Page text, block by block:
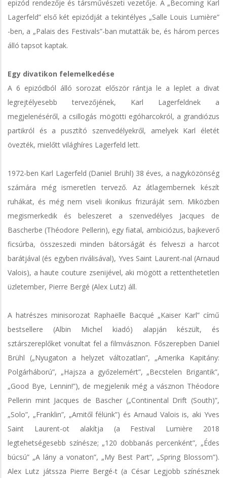
epizód rendezője és társművészeti vezetője. A „Becoming Karl
Lagerfeld” első két epizódját a tekintélyes „Salle Louis Lumière”
-ben, a „Palais des Festivals”-ban mutatták be, és három perces
álló tapsot kaptak.
Egy divatikon felemelkedése
A 6 epizódból álló sorozat először rántja le a leplet a divat
legrejtélyesebb tervezőjének, Karl Lagerfeldnek a
megjelenéséről, a csillogás mögötti egóharcokról, a grandiózus
partikról és a pusztító szenvedélyekről, amelyek Karl életét
övezték, mielőtt világhíres Lagerfeld lett.
1972-ben Karl Lagerfeld (Daniel Brühl) 38 éves, a nagyközönség
számára még ismeretlen tervező. Az átlagembernek készít
ruhákat, és még nem viseli ikonikus frizuráját sem. Miközben
megismerkedik és beleszeret a szenvedélyes Jacques de
Bascherbe (Théodore Pellerin), egy fiatal, ambiciózus, bajkeverő
ficsúrba, összeszedi minden bátorságát és felveszi a harcot
barátjával (és egyben riválisával), Yves Saint Laurent-nal (Arnaud
Valois), a haute couture zsenijével, aki mögött a rettenthetetlen
üzletember, Pierre Bergé (Alex Lutz) áll.
A hatrészes minisorozat Raphaëlle Bacqué „Kaiser Karl” című
bestsellere (Albin Michel kiadó) alapján készült, és
sztárszereplőket vonultat fel a filmvásznon. Főszerepben Daniel
Brühl („Nyugaton a helyzet változatlan”, „Amerika Kapitány:
Polgárháború”, „Hajsza a győzelemért”, „Becstelen Brigantik”,
„Good Bye, Lennin!”), de megjelenik még a vásznon Théodore
Pellerin mint Jacques de Bascher („Continental Drift (South)”,
„Solo”, „Franklin”, „Amitől félünk”) és Arnaud Valois is, aki Yves
Saint Laurent-ot alakítja (a Festival Lumière 2018
legtehetségesebb színésze; „120 dobbanás percenként”, „Édes
búcsú” „A lány a vonaton”, „My Best Part”, „Spring Blossom”).
Alex Lutz játssza Pierre Bergé-t (a César Legjobb színésznek